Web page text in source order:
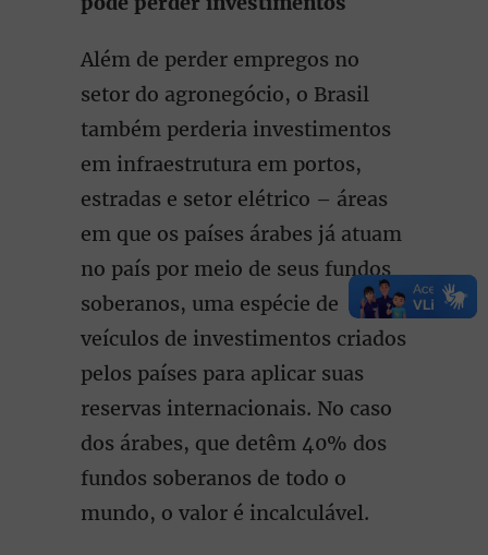
Além de perder empregos no
setor do agronegócio, o Brasil
também perderia investimentos
em infraestrutura em portos,
estradas e setor elétrico – áreas
em que os países árabes já atuam
no país por meio de seus fundos
soberanos, uma espécie de
veículos de investimentos criados
pelos países para aplicar suas
reservas internacionais. No caso
dos árabes, que detêm 40% dos
fundos soberanos de todo o
mundo, o valor é incalculável.